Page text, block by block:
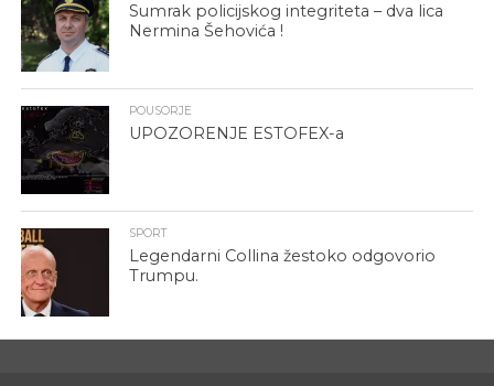
Sumrak policijskog integriteta – dva lica
Nermina Šehovića !
POUSORJE
UPOZORENJE ESTOFEX-a
SPORT
Legendarni Collina žestoko odgovorio
Trumpu.